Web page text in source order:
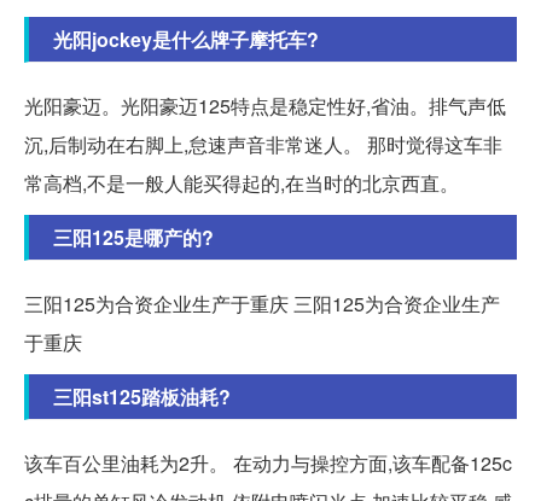
光阳jockey是什么牌子摩托车?
光阳豪迈。光阳豪迈125特点是稳定性好,省油。排气声低
沉,后制动在右脚上,怠速声音非常迷人。 那时觉得这车非
常高档,不是一般人能买得起的,在当时的北京西直。
三阳125是哪产的?
三阳125为合资企业生产于重庆 三阳125为合资企业生产
于重庆
三阳st125踏板油耗?
该车百公里油耗为2升。 在动力与操控方面,该车配备125c